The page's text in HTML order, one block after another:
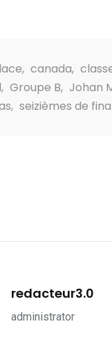
, canada,
, Groupe B, Johan
, seizièmes de
redacteur3.0
administrator